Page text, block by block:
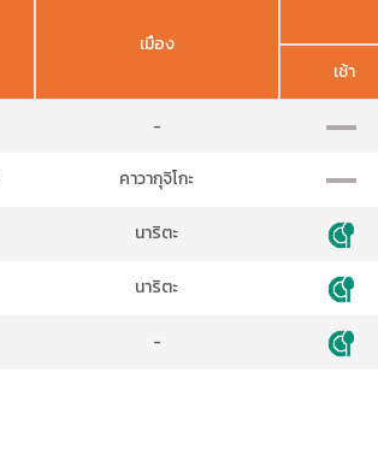
เมือง
เช้า
-
คาวากุจิโกะ
นาริตะ
นาริตะ
-